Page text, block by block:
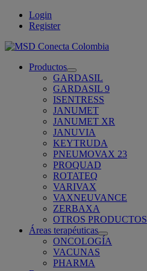
Login
Register
Productos
Open
submenu
GARDASIL
GARDASIL 9
ISENTRESS
JANUMET
JANUMET XR
JANUVIA
KEYTRUDA
PNEUMOVAX 23
PROQUAD
ROTATEQ
VARIVAX
VAXNEUVANCE
ZERBAXA
OTROS PRODUCTOS
Áreas terapéuticas
Open
submenu
ONCOLOGÍA
VACUNAS
PHARMA